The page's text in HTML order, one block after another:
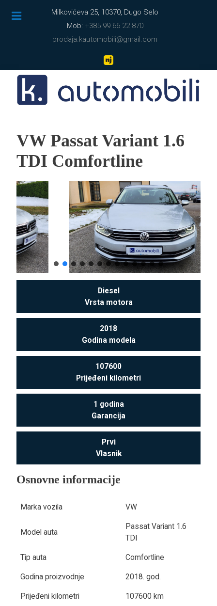
Milkovićeva 25, 10370, Dugo Selo
Mob: +385 99 66 22 870
prodaja.kautomobili@gmail.com
VW Passat Variant 1.6
TDI Comfortline
Diesel
Vrsta motora
2018
Godina modela
107600
Prijeđeni kilometri
1 godina
Garancija
Prvi
Vlasnik
Osnovne informacije
Marka vozila VW
Model auta
Passat Variant 1.6
TDI
Tip auta Comfortline
Godina proizvodnje 2018. god.
Prijeđeni kilometri 107600 km